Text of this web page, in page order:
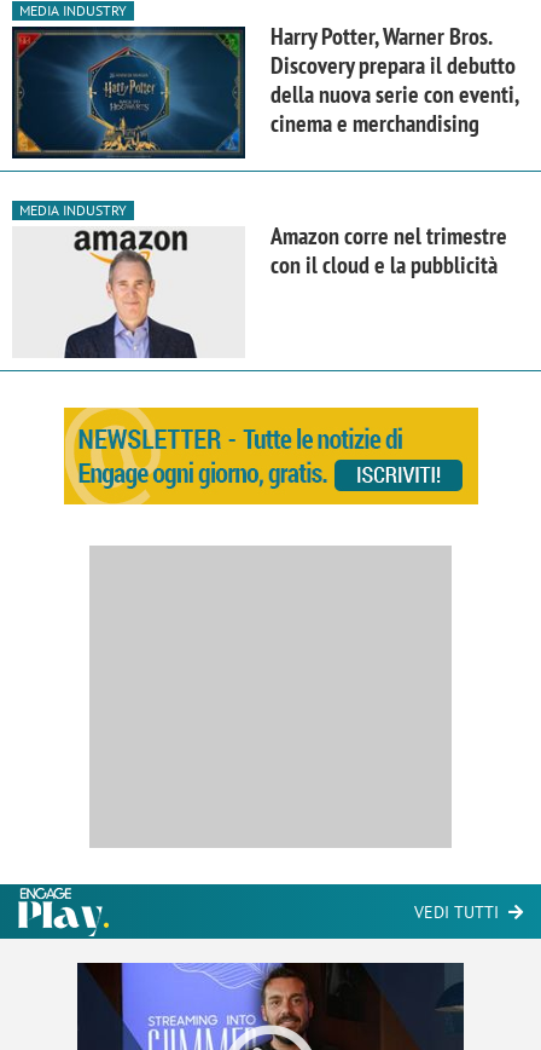
MEDIA INDUSTRY
Harry Potter, Warner Bros.
Discovery prepara il debutto
della nuova serie con eventi,
cinema e merchandising
MEDIA INDUSTRY
Amazon corre nel trimestre
con il cloud e la pubblicità
VEDI TUTTI